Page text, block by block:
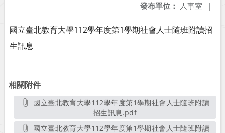
發布單位： 人事室 |
國立臺北教育大學112學年度第1學期社會人士隨班附讀招
生訊息
相關附件
招生訊息.pdf另開新視窗